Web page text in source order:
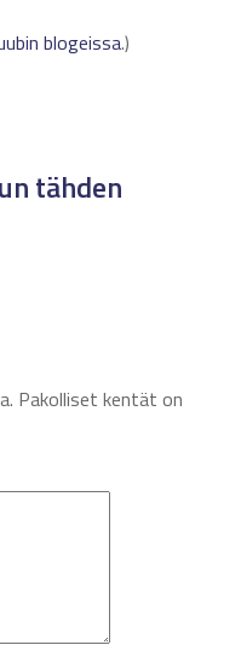
blogeissa.)
tähden
Pakolliset kentät on